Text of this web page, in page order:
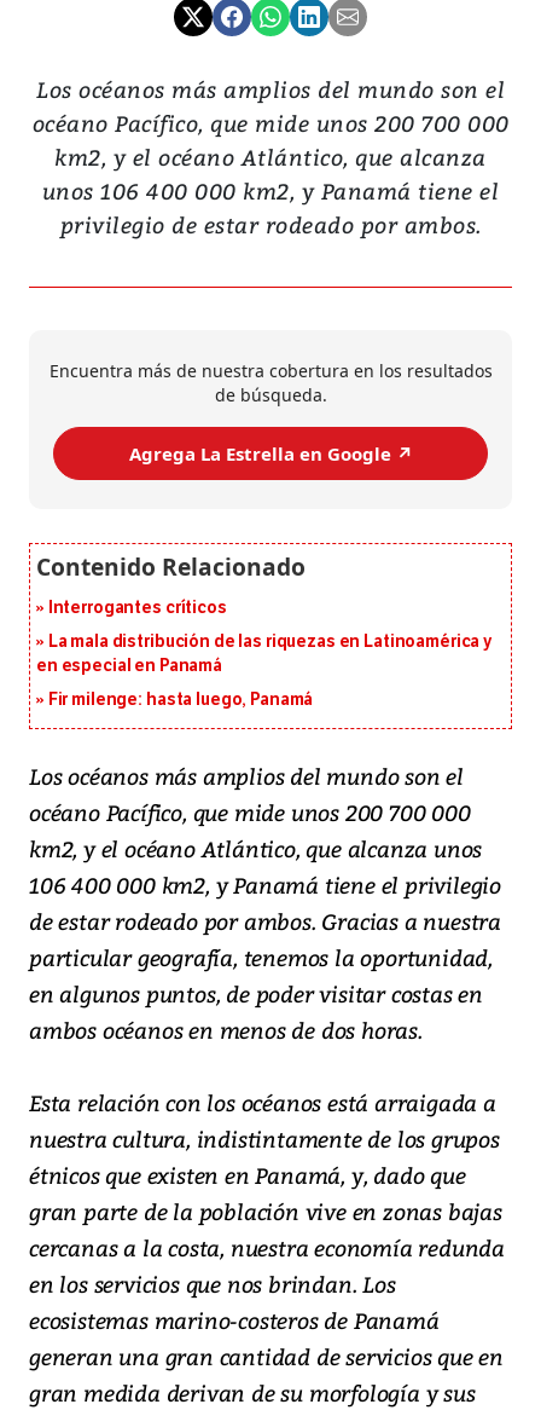
Los océanos más amplios del mundo son el
océano Pacífico, que mide unos 200 700 000
km2, y el océano Atlántico, que alcanza
unos 106 400 000 km2, y Panamá tiene el
privilegio de estar rodeado por ambos.
Encuentra más de nuestra cobertura en los resultados
de búsqueda.
Agrega La Estrella en Google ↗️
Interrogantes críticos
La mala distribución de las riquezas en Latinoamérica y
en especial en Panamá
Fir milenge: hasta luego, Panamá
Los océanos más amplios del mundo son el
océano Pacífico, que mide unos 200 700 000
km2, y el océano Atlántico, que alcanza unos
106 400 000 km2, y Panamá tiene el privilegio
de estar rodeado por ambos. Gracias a nuestra
particular geografía, tenemos la oportunidad,
en algunos puntos, de poder visitar costas en
ambos océanos en menos de dos horas.
Esta relación con los océanos está arraigada a
nuestra cultura, indistintamente de los grupos
étnicos que existen en Panamá, y, dado que
gran parte de la población vive en zonas bajas
cercanas a la costa, nuestra economía redunda
en los servicios que nos brindan. Los
ecosistemas marino-costeros de Panamá
generan una gran cantidad de servicios que en
gran medida derivan de su morfología y sus